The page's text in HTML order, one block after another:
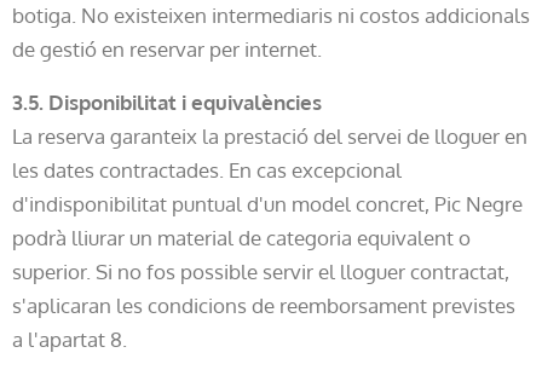
botiga. No existeixen intermediaris ni costos addicionals
de gestió en reservar per internet.
3.5. Disponibilitat i equivalències
La reserva garanteix la prestació del servei de lloguer en
les dates contractades. En cas excepcional
d'indisponibilitat puntual d'un model concret, Pic Negre
podrà lliurar un material de categoria equivalent o
superior. Si no fos possible servir el lloguer contractat,
s'aplicaran les condicions de reemborsament previstes
a l'apartat 8.